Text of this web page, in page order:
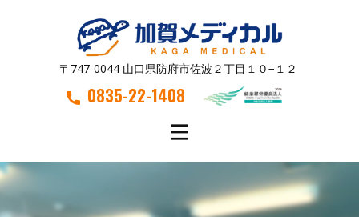
〒747-0044 山口県防府市佐波２丁目１０−１２
0835-22-1408